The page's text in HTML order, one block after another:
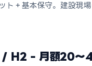
ト＋基本保守。建設現
H2 - 月額20〜